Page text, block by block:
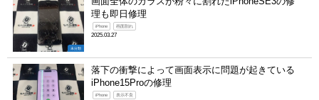
未分類
理も即日修理
iPhone 画面割れ
2025.03.27
落下の衝撃によって画面表示に問題が起きている
iPhone15Proの修理
iPhone 表示不良